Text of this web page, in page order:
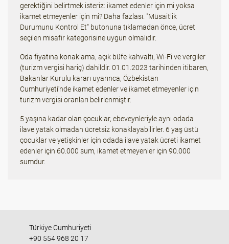
gerektiğini belirtmek isteriz: ikamet edenler için mi yoksa
ikamet etmeyenler için mi? Daha fazlası. "Müsaitlik
Durumunu Kontrol Et" butonuna tıklamadan önce, ücret
seçilen misafir kategorisine uygun olmalıdır.
Oda fiyatına konaklama, açık büfe kahvaltı, Wi-Fi ve vergiler
(turizm vergisi hariç) dahildir. 01.01.2023 tarihinden itibaren,
Bakanlar Kurulu kararı uyarınca, Özbekistan
Cumhuriyeti'nde ikamet edenler ve ikamet etmeyenler için
turizm vergisi oranları belirlenmiştir.
5 yaşına kadar olan çocuklar, ebeveynleriyle aynı odada
ilave yatak olmadan ücretsiz konaklayabilirler. 6 yaş üstü
çocuklar ve yetişkinler için odada ilave yatak ücreti ikamet
edenler için 60.000 sum, ikamet etmeyenler için 90.000
sumdur.
Türkiye Cumhuriyeti
+90 554 968 20 17